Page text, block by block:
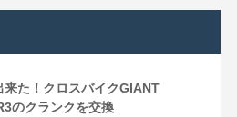
来た！クロスバイクGIANT
のクランクを交換